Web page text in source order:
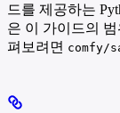
드를 제공하는
은 이 가이드의
펴보려면 comfy/